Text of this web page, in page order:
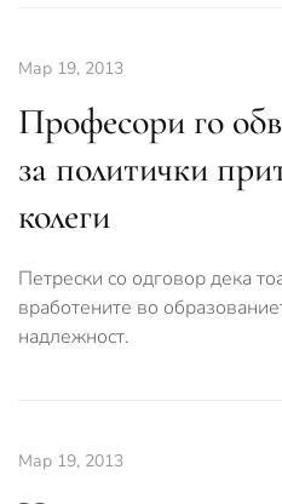
Мар 19, 2013
Професори го
за политички
колеги
Петрески со одговор дека
вработените во
надлежност.
Мар 19, 2013